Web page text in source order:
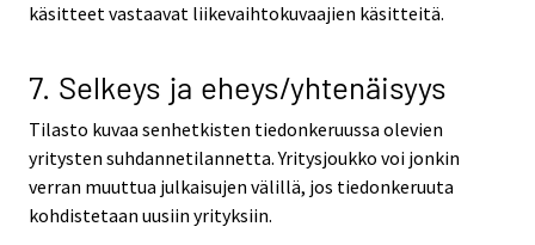
käsitteet vastaavat liikevaihtokuvaajien käsitteitä.
7. Selkeys ja eheys/yhtenäisyys
Tilasto kuvaa senhetkisten tiedonkeruussa olevien
yritysten suhdannetilannetta. Yritysjoukko voi jonkin
verran muuttua julkaisujen välillä, jos tiedonkeruuta
kohdistetaan uusiin yrityksiin.